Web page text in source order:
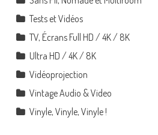
Tests et Vidéos
TV, Écrans Full HD / 4K / 8K
Ultra HD / 4K / 8K
Vidéoprojection
Vintage Audio & Video
Vinyle, Vinyle, Vinyle !